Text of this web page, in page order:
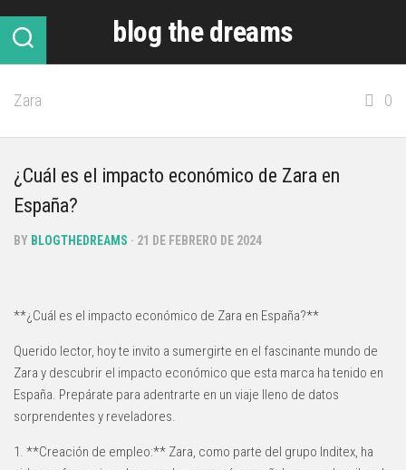
content
blog the dreams
Zara 0
¿Cuál es el impacto económico de Zara en
España?
BY BLOGTHEDREAMS · 21 DE FEBRERO DE 2024
**¿Cuál es el impacto económico de Zara en España?**
Querido lector, hoy te invito a sumergirte en el fascinante mundo de
Zara y descubrir el impacto económico que esta marca ha tenido en
España. Prepárate para adentrarte en un viaje lleno de datos
sorprendentes y reveladores.
1. **Creación de empleo:** Zara, como parte del grupo Inditex, ha